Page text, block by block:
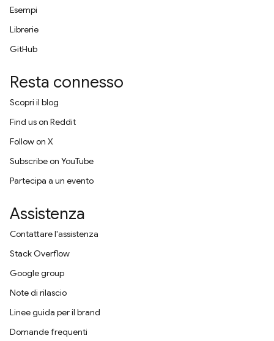
Esempi
Librerie
GitHub
Resta connesso
Scopri il blog
Find us on Reddit
Follow on X
Subscribe on YouTube
Partecipa a un evento
Assistenza
Contattare l'assistenza
Stack Overflow
Google group
Note di rilascio
Linee guida per il brand
Domande frequenti